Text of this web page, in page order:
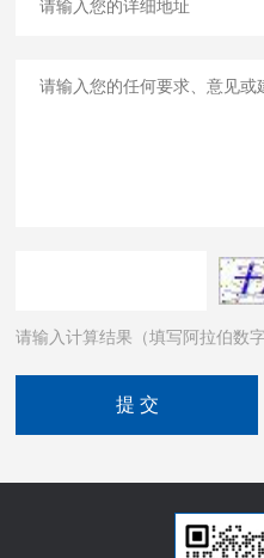
请输入计算结果（填写阿拉伯数